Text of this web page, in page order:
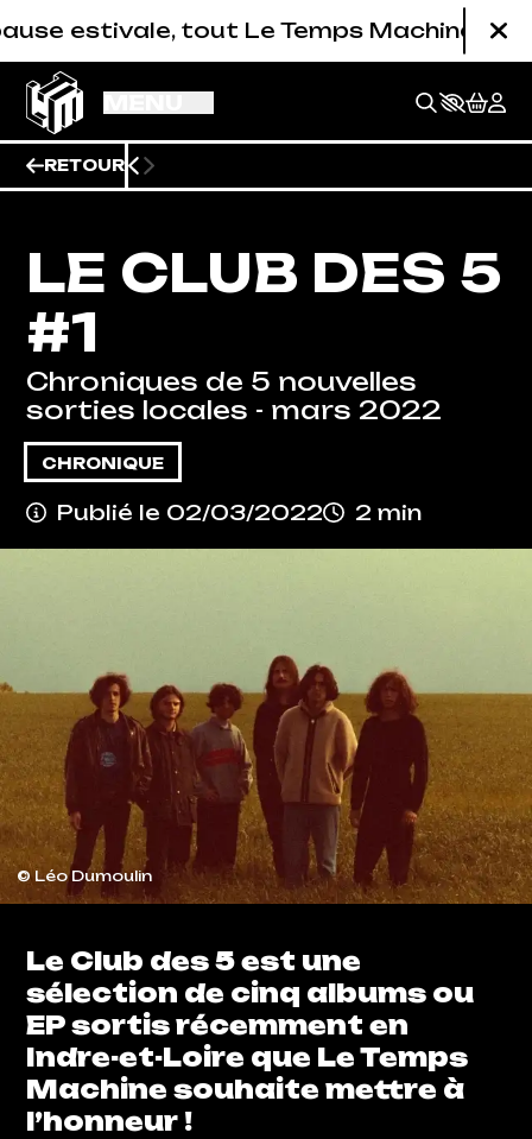
tout Le Temps Machine est
RETOUR
LE CLUB DES 5
#1
Chroniques de 5 nouvelles
sorties locales - mars 2022
CHRONIQUE
Publié le 02/03/2022 2 min
© Léo Dumoulin
Le Club des 5 est une
sélection de cinq albums ou
EP sortis récemment en
Indre-et-Loire que Le Temps
Machine souhaite mettre à
l’honneur !
BILLETTERIE